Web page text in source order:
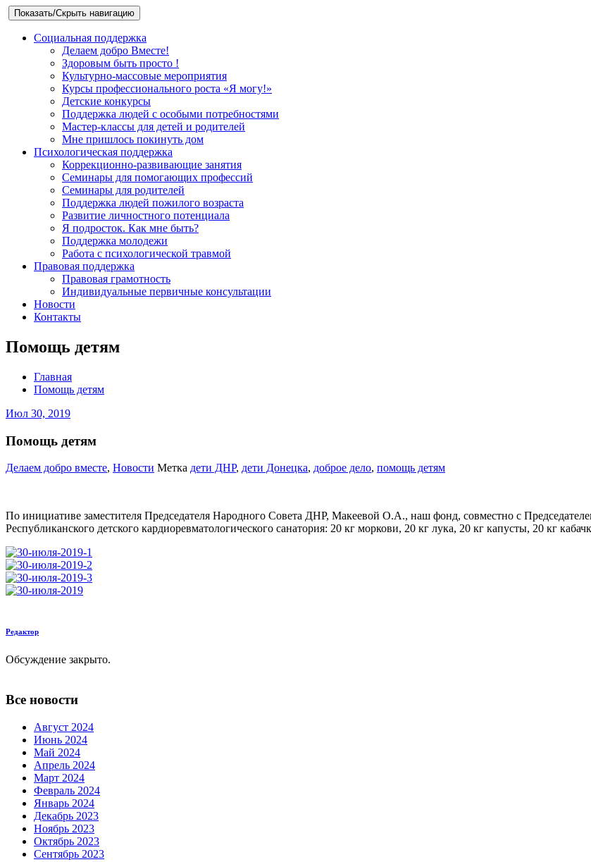
Показать/Скрыть навигацию
Социальная поддержка
Делаем добро Вместе!
Здоровым быть просто !
Культурно-массовые мероприятия
Курсы профессионального роста «Я могу!»
Детские конкурсы
Поддержка людей с особыми потребностями
Мастер-классы для детей и родителей
Мне пришлось покинуть дом
Психологическая поддержка
Коррекционно-развивающие занятия
Семинары для помогающих профессий
Семинары для родителей
Поддержка людей пожилого возраста
Развитие личностного потенциала
Я подросток. Как мне быть?
Поддержка молодежи
Работа с психологической травмой
Правовая поддержка
Правовая грамотность
Индивидуальные первичные консультации
Новости
Контакты
Помощь детям
Главная
Помощь детям
Июл 30, 2019
Помощь детям
Делаем добро вместе, Новости Метка дети ДНР, дети Донецка, доброе дело, помощь детям
По инициативе заместителя Председателя Народного Совета ДНР, Макеевой О.А., наш фонд, совместно с
Республиканского детского кардиоревматологического санатория: 20 кг моркови, 20 кг лука, 20 кг капусты, 20 кг
Редактор
Обсуждение закрыто.
Все новости
Август 2024
Июнь 2024
Май 2024
Апрель 2024
Март 2024
Февраль 2024
Январь 2024
Декабрь 2023
Ноябрь 2023
Октябрь 2023
Сентябрь 2023